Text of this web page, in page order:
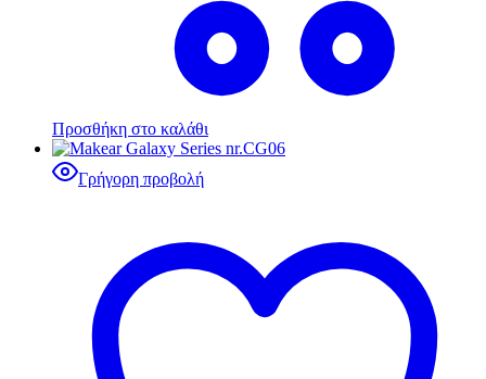
Προσθήκη στο καλάθι
Γρήγορη προβολή